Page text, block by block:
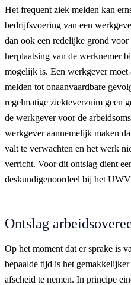
Het frequent ziek melden kan
bedrijfsvoering van een
dan ook een redelijke grond
herplaatsing van de werknemer
mogelijk is. Een werkgever moet
melden tot onaanvaardbare
regelmatige ziekteverzuim geen
de werkgever voor de
werkgever aannemelijk maken
valt te verwachten en het werk
verricht. Voor dit ontslag dient
deskundigenoordeel bij het
Ontslag
Op het moment dat er sprake is
bepaalde tijd is het
afscheid te nemen. In principe